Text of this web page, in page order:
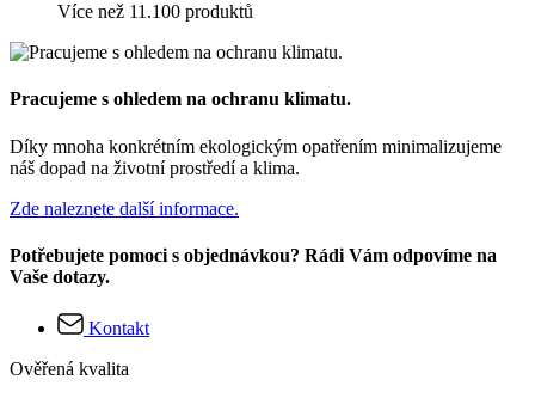
Více než 11.100 produktů
Pracujeme s ohledem na ochranu klimatu.
Díky mnoha konkrétním ekologickým opatřením minimalizujeme
náš dopad na životní prostředí a klima.
Zde naleznete další informace.
Potřebujete pomoci s objednávkou? Rádi Vám odpovíme na
Vaše dotazy.
Kontakt
Ověřená kvalita